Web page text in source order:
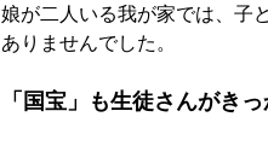
娘が二人いる我が家では、子
ありませんでした。
「国宝」も生徒さんがき